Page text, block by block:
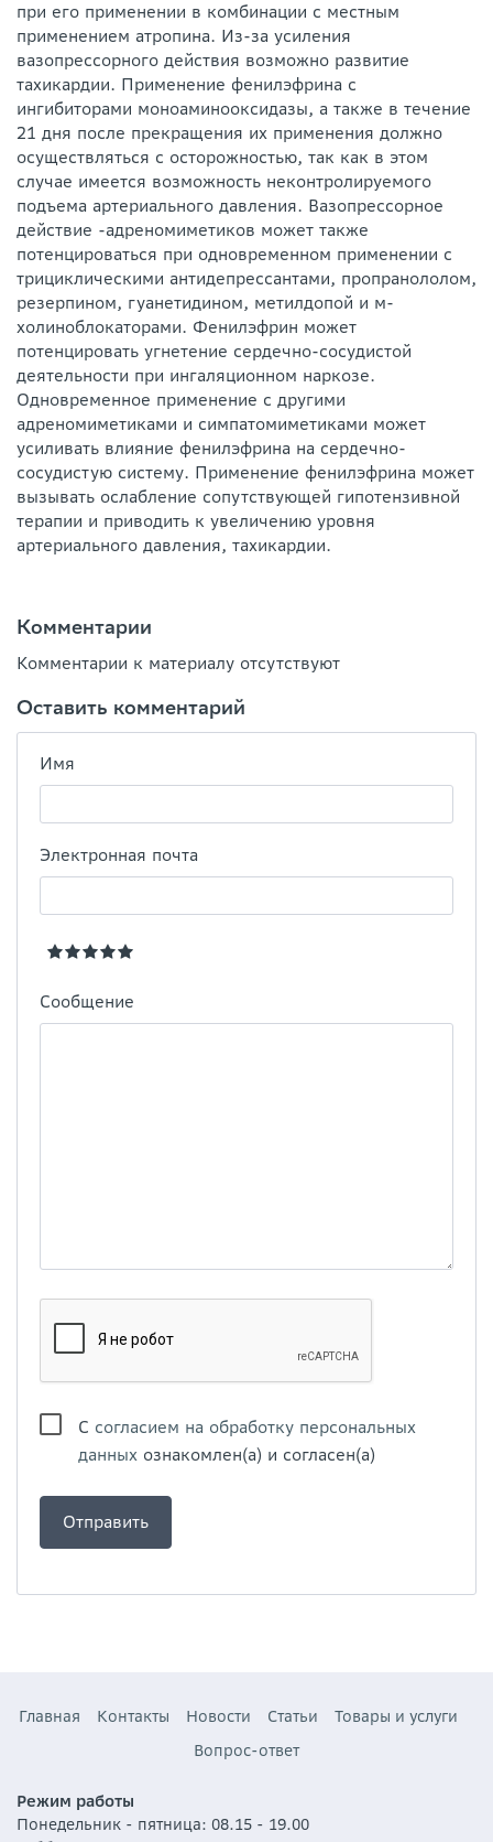
при его применении в комбинации с местным
применением атропина. Из-за усиления
вазопрессорного действия возможно развитие
тахикардии. Применение фенилэфрина с
ингибиторами моноаминооксидазы, а также в течение
21 дня после прекращения их применения должно
осуществляться с осторожностью, так как в этом
случае имеется возможность неконтролируемого
подъема артериального давления. Вазопрессорное
действие -адреномиметиков может также
потенцироваться при одновременном применении с
трициклическими антидепрессантами, пропранололом,
резерпином, гуанетидином, метилдопой и м-
холиноблокаторами. Фенилэфрин может
потенцировать угнетение сердечно-сосудистой
деятельности при ингаляционном наркозе.
Одновременное применение с другими
адреномиметиками и симпатомиметиками может
усиливать влияние фенилэфрина на сердечно-
сосудистую систему. Применение фенилэфрина может
вызывать ослабление сопутствующей гипотензивной
терапии и приводить к увеличению уровня
артериального давления, тахикардии.
Комментарии
Комментарии к материалу отсутствуют
Оставить комментарий
Имя
Электронная почта
Сообщение
С согласием на обработку персональных
данных ознакомлен(а) и согласен(а)
Главная Контакты Новости Статьи
Товары и услуги
Вопрос-ответ
Режим работы
Понедельник - пятница: 08.15 - 19.00